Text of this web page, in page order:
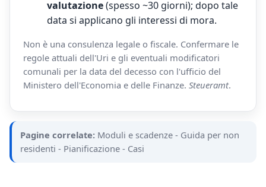
valutazione(spesso ~30 giorni); dopo tale
data si applicano gli interessi di mora.
Non è una consulenza legale o fiscale. Confermare le
regole attuali dell'Uri e gli eventuali modificatori
comunali per la data del decesso con l'ufficio del
Ministero dell'Economia e delle Finanze. Steueramt.
Pagine correlate: Moduli e scadenze - Guida per non
residenti - Pianificazione - Casi